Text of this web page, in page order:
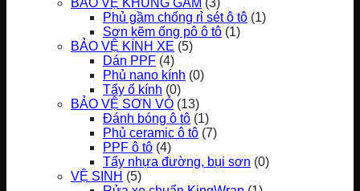
BẢO VỆ KHUNG GẦM (3)
Phủ gầm chống rỉ sét ô tô (1)
Sơn kẽm ống pô ô tô (1)
BẢO VỆ KÍNH XE (5)
Dán PPF (4)
Phủ nano kính (0)
Tẩy ố kính (0)
BẢO VỆ SƠN VỎ (13)
Đánh bóng ô tô (1)
Phủ ceramic ô tô (7)
PPF ô tô (4)
Tẩy nhựa đường, bụi sơn (0)
VỆ SINH (5)